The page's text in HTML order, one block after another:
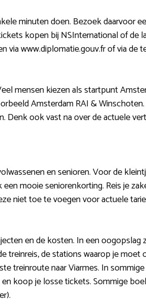
minuten doen. Bezoek daarvoor
kopen bij NSInternational of de
via www.diplomatie.gouv.fr of via de
mensen kiezen als startpunt
Amsterdam RAI &
ook vast na over de actuele
en senioren. Voor de
mooie seniorenkorting. Reis je
niet toe te voegen voor actuele
en de kosten. In een oogopslag
treinreis, de stations waarop je moet
treinroute naar Viarmes. In
koop je losse tickets. Sommige